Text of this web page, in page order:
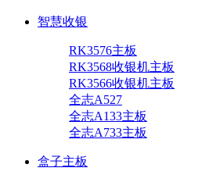
智慧收银
RK3576主板
RK3568收银机主板
RK3566收银机主板
全志A527
全志A133主板
全志A733主板
盒子主板